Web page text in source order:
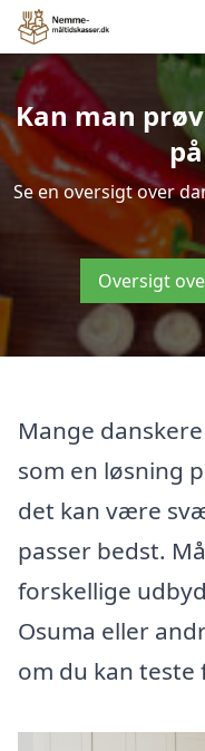
Kan man
Se en oversigt over
Oversigt
Mange danskere
som en løsning
det kan være
passer bedst.
forskellige
Osuma eller
om du kan teste